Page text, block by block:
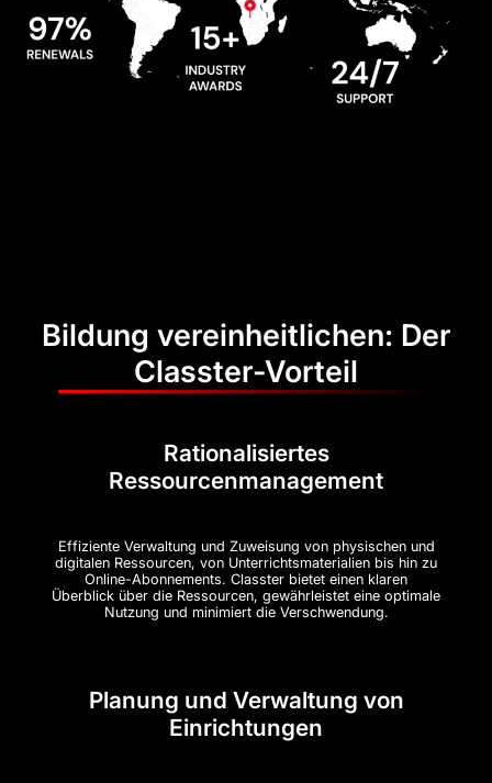
Bildung vereinheitlichen: Der
Classter-Vorteil
Rationalisiertes
Ressourcenmanagement
Effiziente Verwaltung und Zuweisung von physischen und
digitalen Ressourcen, von Unterrichtsmaterialien bis hin zu
Online-Abonnements. Classter bietet einen klaren
Überblick über die Ressourcen, gewährleistet eine optimale
Nutzung und minimiert die Verschwendung.
Planung und Verwaltung von
Einrichtungen